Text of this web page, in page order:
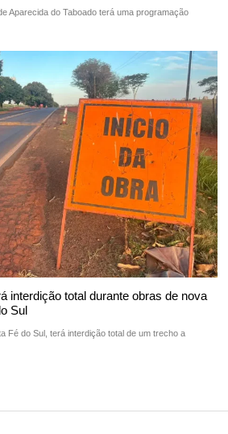
Aparecida do Taboado terá uma programação
interdição total durante obras de nova
Sul
Fé do Sul, terá interdição total de um trecho a